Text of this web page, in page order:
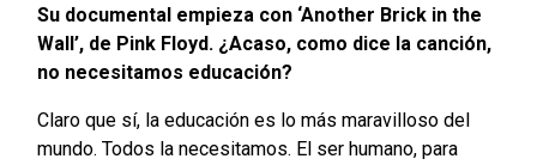
Su documental empieza con ‘Another Brick in the
Wall’, de Pink Floyd. ¿Acaso, como dice la canción,
no necesitamos educación?
Claro que sí, la educación es lo más maravilloso del
mundo. Todos la necesitamos. El ser humano, para